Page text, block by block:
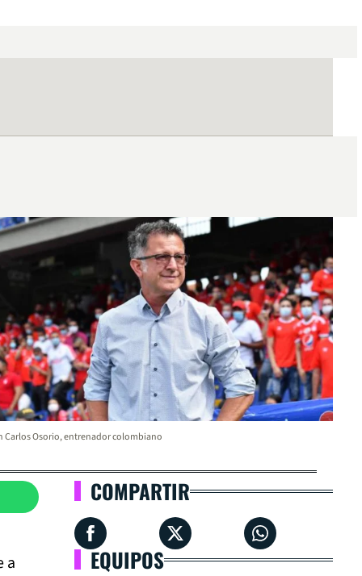
Carlos Osorio, entrenador colombiano
a
COMPARTIR
EQUIPOS